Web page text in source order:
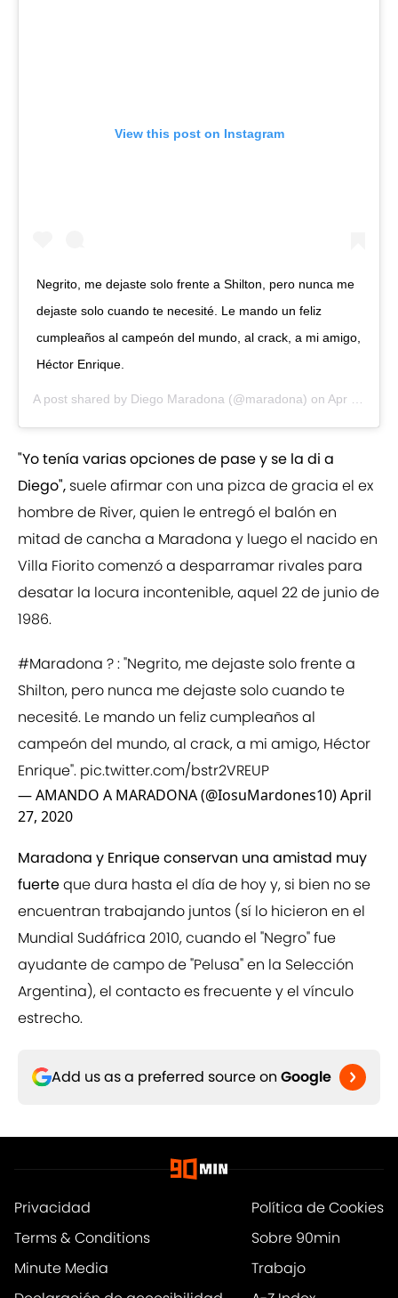
View this post on Instagram
Negrito, me dejaste solo frente a Shilton, pero nunca me
dejaste solo cuando te necesité. Le mando un feliz
cumpleaños al campeón del mundo, al crack, a mi amigo,
Héctor Enrique.
A post shared by Diego Maradona (@maradona) on Apr 26, 2020 at 2:50pm PDT
"Yo tenía varias opciones de pase y se la di a
Diego", suele afirmar con una pizca de gracia el ex
hombre de River, quien le entregó el balón en
mitad de cancha a Maradona y luego el nacido en
Villa Fiorito comenzó a desparramar rivales para
desatar la locura incontenible, aquel 22 de junio de
1986.
#Maradona ? : "Negrito, me dejaste solo frente a
Shilton, pero nunca me dejaste solo cuando te
necesité. Le mando un feliz cumpleaños al
campeón del mundo, al crack, a mi amigo, Héctor
Enrique". pic.twitter.com/bstr2VREUP
— AMANDO A MARADONA (@IosuMardones10)April
27, 2020
Maradona y Enrique conservan una amistad muy
fuerteque dura hasta el día de hoy y, si bien no se
encuentran trabajando juntos (sí lo hicieron en el
Mundial Sudáfrica 2010, cuando el "Negro" fue
ayudante de campo de "Pelusa" en la Selección
Argentina), el contacto es frecuente y el vínculo
estrecho.
Add us as a preferred source on Google
Privacidad
Política de Cookies
Terms & Conditions
Sobre 90min
Minute Media
Trabajo